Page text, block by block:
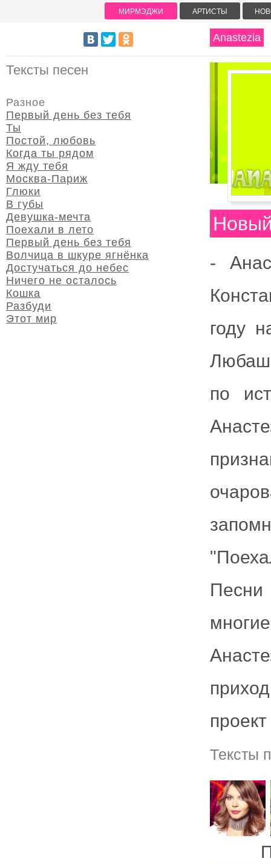
Anastezia
-
году
по
Тексты
Тексты песен
Разное
Первый день без тебя
Ты
Постой, любовь
Когда ты рядом
Я жду тебя
Москва-Париж
Глюки
В губы
Девушка-мечта
Поехали в лето
Первый день без тебя
Волчица в шкуре ягнёнка
Достучаться до небес
Ничего не осталось
Кошка
Разбуди
Этот мир
МИРМЭДЖИ АРТИСТЫ